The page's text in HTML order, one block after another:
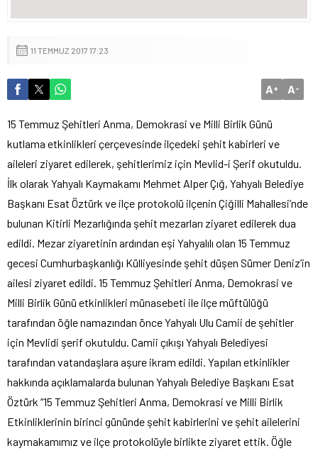
11 TEMMUZ 2017 17:23
A+ A-
15 Temmuz Şehitleri Anma, Demokrasi ve Milli Birlik Günü
kutlama etkinlikleri çerçevesinde ilçedeki şehit kabirleri ve
aileleri ziyaret edilerek, şehitlerimiz için Mevlid-i Şerif okutuldu.
İlk olarak Yahyalı Kaymakamı Mehmet Alper Çığ, Yahyalı Belediye
Başkanı Esat Öztürk ve ilçe protokolü ilçenin Çiğilli Mahallesi’nde
bulunan Kitirli Mezarlığında şehit mezarları ziyaret edilerek dua
edildi. Mezar ziyaretinin ardından eşi Yahyalılı olan 15 Temmuz
gecesi Cumhurbaşkanlığı Külliyesinde şehit düşen Sümer Deniz’in
ailesi ziyaret edildi. 15 Temmuz Şehitleri Anma, Demokrasi ve
Milli Birlik Günü etkinlikleri münasebeti ile ilçe müftülüğü
tarafından öğle namazından önce Yahyalı Ulu Camii de şehitler
için Mevlidi şerif okutuldu. Camii çıkışı Yahyalı Belediyesi
tarafından vatandaşlara aşure ikram edildi. Yapılan etkinlikler
hakkında açıklamalarda bulunan Yahyalı Belediye Başkanı Esat
Öztürk “15 Temmuz Şehitleri Anma, Demokrasi ve Milli Birlik
Etkinliklerinin birinci gününde şehit kabirlerini ve şehit ailelerini
kaymakamımız ve ilçe protokolüyle birlikte ziyaret ettik. Öğle